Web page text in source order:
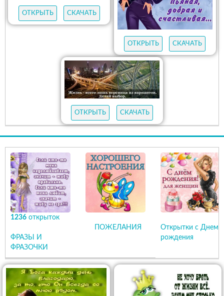
ОТКРЫТЬ СКАЧАТЬ
ОТКРЫТЬ СКАЧАТЬ
ОТКРЫТЬ СКАЧАТЬ
1236 открыток
ФРАЗЫ И
ФРАЗОЧКИ
ПОЖЕЛАНИЯ
Открытки с Днем
рождения